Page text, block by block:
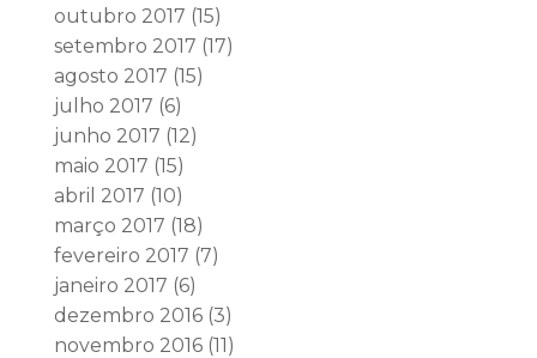
outubro 2017 (15)
setembro 2017 (17)
agosto 2017 (15)
julho 2017 (6)
junho 2017 (12)
maio 2017 (15)
abril 2017 (10)
março 2017 (18)
fevereiro 2017 (7)
janeiro 2017 (6)
dezembro 2016(3)
novembro 2016(11)